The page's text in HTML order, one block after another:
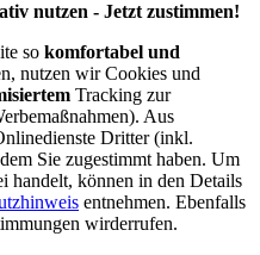
nutzen - Jetzt zustimmen!
so komfortabel und
nutzen wir Cookies und
Tracking zur
Aus
Dritter (inkl.
Sie zugestimmt haben. Um
handelt, können in den Details
entnehmen. Ebenfalls
wirderrufen.